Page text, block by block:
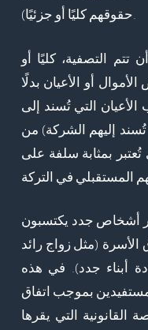
تتم التصفية، كليًا أو
أو الأعيان بدلًا
التي تُسند إلى
تُسند إليهم الشركة) من
بمثابة سلفة على
أشخاص جدد يكتسبون
(مثل زواج رائد
أبناء جدد). في هذه
بموجب اتفاق
القانونية التي يقرها